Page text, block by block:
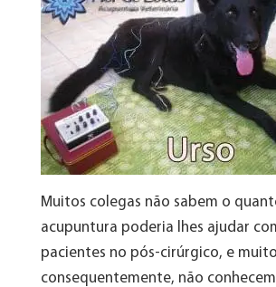
Muitos colegas não sabem o
acupuntura poderia lhes ajudar
pacientes no pós-cirúrgico, e
consequentemente, não